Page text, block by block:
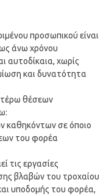
προσωπικού είναι
άνω χρόνου
αυτοδίκαια, χωρίς
και δυνατότητα
θέσεων
καθηκόντων σε όποιο
του φορέα
τις εργασίες
βλαβών του τροχαίου
υποδομής του φορέα,